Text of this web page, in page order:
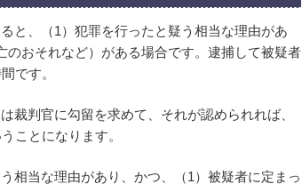
と、（1）犯罪を行ったと疑う相当な理由があ
のおそれなど）がある場合です。逮捕して被疑者
です。
裁判官に勾留を求めて、それが認められれば、
ことになります。
相当な理由があり、かつ、（1）被疑者に定まっ